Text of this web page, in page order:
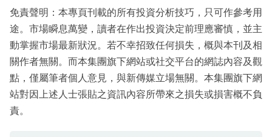
免責聲明：本專頁刊載的所有投資分析技巧，只可作參考用
途。市場瞬息萬變，讀者在作出投資決定前理應審慎，並主
動掌握市場最新狀況。若不幸招致任何損失，概與本刊及相
關作者無關。而本集團旗下網站或社交平台的網誌內容及觀
點，僅屬筆者個人意見，與新傳媒立場無關。本集團旗下網
站對因上述人士張貼之資訊內容所帶來之損失或損害概不負
責。